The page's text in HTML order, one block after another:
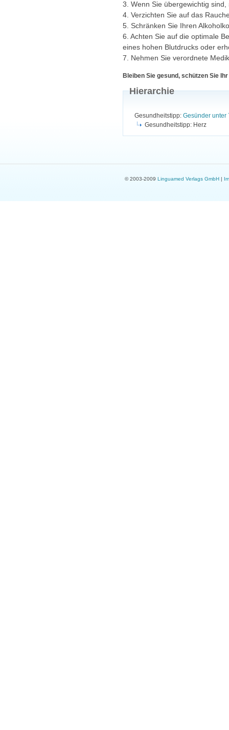
3. Wenn Sie übergewichtig
4. Verzichten Sie auf das
5. Schränken Sie Ihren
6. Achten Sie auf die optimale
eines hohen Blutdrucks oder
7. Nehmen Sie verordnete
Bleiben Sie gesund, schützen Sie
Hierarchie
Gesundheitstipp: Gesünder unter
Gesundheitstipp: Herz
© 2003-2009 Linguamed Verlags GmbH|